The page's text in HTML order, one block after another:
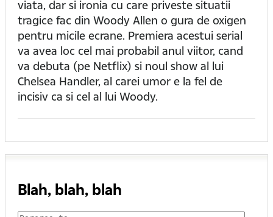
viata, dar si ironia cu care priveste situatii
tragice fac din Woody Allen o gura de oxigen
pentru micile ecrane. Premiera acestui serial
va avea loc cel mai probabil anul viitor, cand
va debuta (pe Netflix) si noul show al lui
Chelsea Handler, al carei umor e la fel de
incisiv ca si cel al lui Woody.
Blah, blah, blah